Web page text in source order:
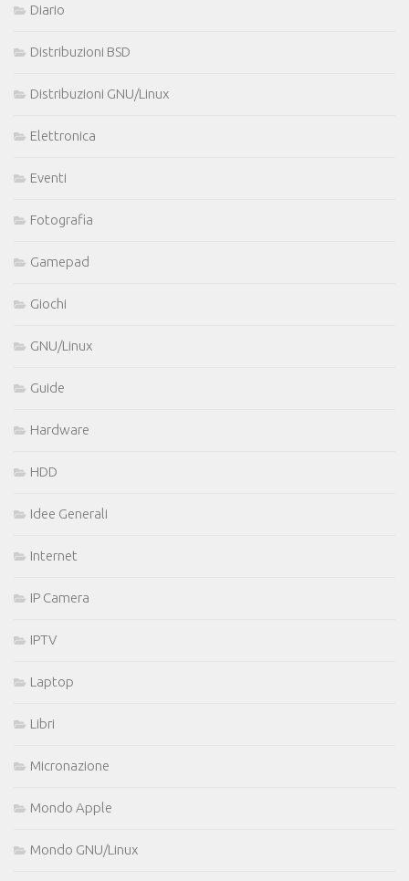
Diario
Distribuzioni BSD
Distribuzioni GNU/Linux
Elettronica
Eventi
Fotografia
Gamepad
Giochi
GNU/Linux
Guide
Hardware
HDD
Idee Generali
Internet
IP Camera
IPTV
Laptop
Libri
Micronazione
Mondo Apple
Mondo GNU/Linux